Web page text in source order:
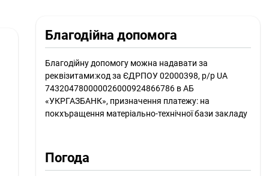
Благодійна допомога
Благодійну допомогу можна надавати за
реквізитами:код за ЄДРПОУ 02000398, р/р UА
743204780000026000924866786 в АБ
«УКРГАЗБАНК», призначення платежу: на
покхъращення матеріально-технічної бази закладу
Погода